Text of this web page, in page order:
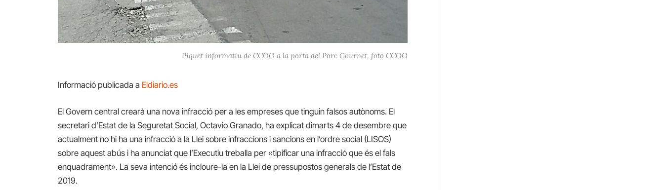
Piquet informatiu de CCOO a la porta del Porc Gournet, foto CCOO
Informació publicada a Eldiario.es
El Govern central crearà una nova infracció per a les empreses que tinguin falsos autònoms. El
secretari d’Estat de la Seguretat Social, Octavio Granado, ha explicat dimarts 4 de desembre que
actualment no hi ha una infracció a la Llei sobre infraccions i sancions en l’ordre social (LISOS)
sobre aquest abús i ha anunciat que l’Executiu treballa per «tipificar una infracció que és el fals
enquadrament». La seva intenció és incloure-la en la Llei de pressupostos generals de l’Estat de
2019.